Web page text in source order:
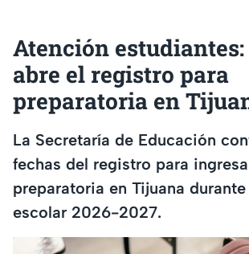
Atención
abre el registro para
preparatoria en
La Secretaría de Educación
fechas del registro para
preparatoria en Tijuana
escolar 2026-2027.